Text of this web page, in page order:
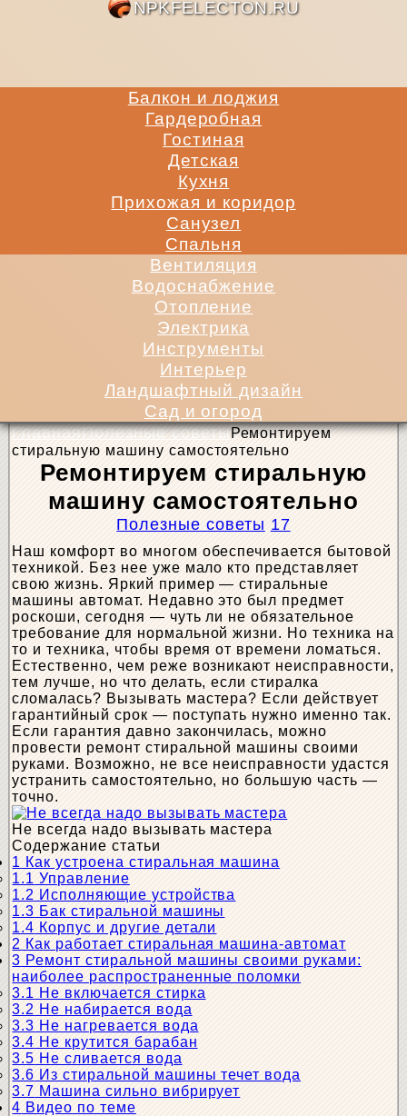
Балкон и лоджия
Гардеробная
Гостиная
Детская
Кухня
Прихожая и коридор
Санузел
Спальня
Вентиляция
Водоснабжение
Отопление
Электрика
Инструменты
Интерьер
Ландшафтный дизайн
Сад и огород
ГлавнаяПолезные советыРемонтируем
стиральную машину самостоятельно
Ремонтируем стиральную
машину самостоятельно
Полезные советы 17
Наш комфорт во многом обеспечивается бытовой
техникой. Без нее уже мало кто представляет
свою жизнь. Яркий пример — стиральные
машины автомат. Недавно это был предмет
роскоши, сегодня — чуть ли не обязательное
требование для нормальной жизни. Но техника на
то и техника, чтобы время от времени ломаться.
Естественно, чем реже возникают неисправности,
тем лучше, но что делать, если стиралка
сломалась? Вызывать мастера? Если действует
гарантийный срок — поступать нужно именно так.
Если гарантия давно закончилась, можно
провести ремонт стиральной машины своими
руками. Возможно, не все неисправности удастся
устранить самостоятельно, но большую часть —
точно.
Не всегда надо вызывать мастера
Содержание статьи
1 Как устроена стиральная машина
1.1 Управление
1.2 Исполняющие устройства
1.3 Бак стиральной машины
1.4 Корпус и другие детали
2 Как работает стиральная машина-автомат
3 Ремонт стиральной машины своими руками:
наиболее распространенные поломки
3.1 Не включается стирка
3.2 Не набирается вода
3.3 Не нагревается вода
3.4 Не крутится барабан
3.5 Не сливается вода
3.6 Из стиральной машины течет вода
3.7 Машина сильно вибрирует
4 Видео по теме